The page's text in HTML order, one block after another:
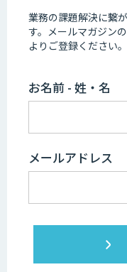
業務の課題解決に繋
す。 メールマガジン
よりご登録ください
お名前 - 姓・名
メールアドレス